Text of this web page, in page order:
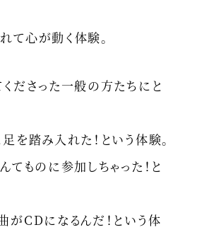
て心が動く体験。
くださった一般の方たちにと
を踏み入れた！という体験。
てものに参加しちゃった！と
がCDになるんだ！という体